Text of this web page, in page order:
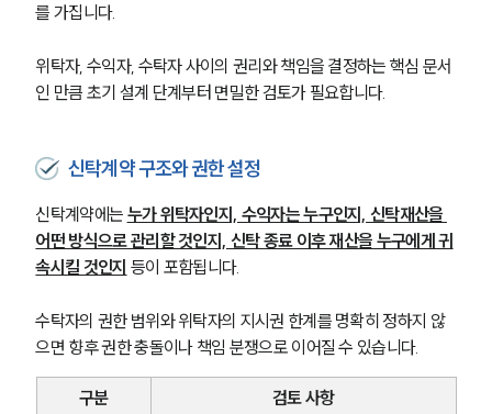
를 가집니다.
위탁자, 수익자, 수탁자 사이의 권리와 책임을 결정하는 핵심 문서
인 만큼 초기 설계 단계부터 면밀한 검토가 필요합니다.
신탁계약 구조와 권한 설정
신탁계약에는 누가 위탁자인지, 수익자는 누구인지, 신탁재산을
어떤 방식으로 관리할 것인지, 신탁 종료 이후 재산을 누구에게 귀
속시킬 것인지 등이 포함됩니다.
수탁자의 권한 범위와 위탁자의 지시권 한계를 명확히 정하지 않
으면 향후 권한 충돌이나 책임 분쟁으로 이어질 수 있습니다.
구분
검토 사항